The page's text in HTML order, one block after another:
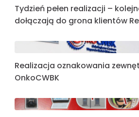
Tydzień pełen realizacji –
dołączają do grona klientów
Realizacja oznakowania
OnkoCWBK